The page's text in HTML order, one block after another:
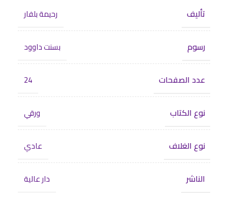
تأليف رحيمة بلفار
رسوم بسنت داوود
عدد الصفحات 24
نوع الكتاب ورقي
نوع الغلاف عادي
الناشر
دار عالية